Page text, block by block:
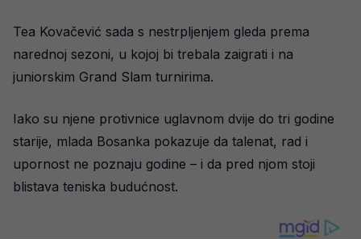
Tea Kovačević sada s nestrpljenjem gleda prema
narednoj sezoni, u kojoj bi trebala zaigrati i na
juniorskim Grand Slam turnirima.
Iako su njene protivnice uglavnom dvije do tri godine
starije, mlada Bosanka pokazuje da talenat, rad i
upornost ne poznaju godine – i da pred njom stoji
blistava teniska budućnost.